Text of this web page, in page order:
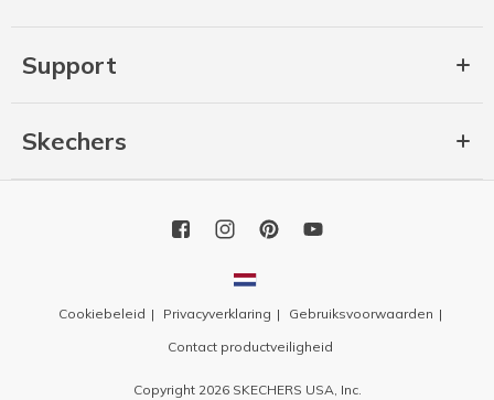
Support
Skechers
Cookiebeleid Privacyverklaring
Gebruiksvoorwaarden
Contact productveiligheid
Copyright 2026 SKECHERS USA, Inc.